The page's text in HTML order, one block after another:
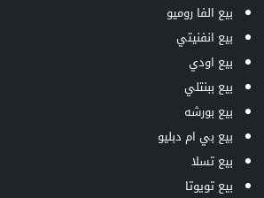
بيع الفا روميو
بيع انفنيتي
بيع اودي
بيع ببنتلي
بيع بورشه
بيع بي ام دبليو
بيع تسلا
بيع تويوتا